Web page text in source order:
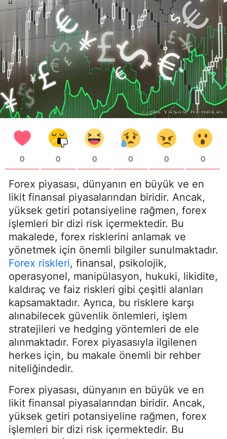
0 0 0 0 0 0
Forex piyasası, dünyanın en büyük ve en
likit finansal piyasalarından biridir. Ancak,
yüksek getiri potansiyeline rağmen, forex
işlemleri bir dizi risk içermektedir. Bu
makalede, forex risklerini anlamak ve
yönetmek için önemli bilgiler sunulmaktadır.
Forex riskleri, finansal, psikolojik,
operasyonel, manipülasyon, hukuki, likidite,
kaldıraç ve faiz riskleri gibi çeşitli alanları
kapsamaktadır. Ayrıca, bu risklere karşı
alınabilecek güvenlik önlemleri, işlem
stratejileri ve hedging yöntemleri de ele
alınmaktadır. Forex piyasasıyla ilgilenen
herkes için, bu makale önemli bir rehber
niteliğindedir.
Forex piyasası, dünyanın en büyük ve en
likit finansal piyasalarından biridir. Ancak,
yüksek getiri potansiyeline rağmen, forex
işlemleri bir dizi risk içermektedir. Bu